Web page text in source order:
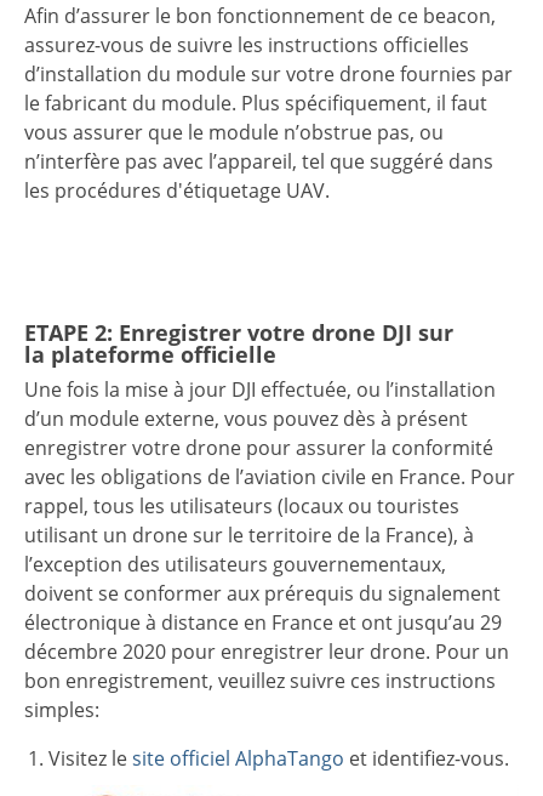
Afin d’assurer le bon fonctionnement de ce beacon,
assurez-vous de suivre les instructions officielles
d’installation du module sur votre drone fournies par
le fabricant du module. Plus spécifiquement, il faut
vous assurer que le module n’obstrue pas, ou
n’interfère pas avec l’appareil, tel que suggéré dans
les procédures d'étiquetage UAV.
ETAPE 2: Enregistrer votre drone DJI sur
la plateforme officielle
Une fois la mise à jour DJI effectuée, ou l’installation
d’un module externe, vous pouvez dès à présent
enregistrer votre drone pour assurer la conformité
avec les obligations de l’aviation civile en France. Pour
rappel, tous les utilisateurs (locaux ou touristes
utilisant un drone sur le territoire de la France), à
l’exception des utilisateurs gouvernementaux,
doivent se conformer aux prérequis du signalement
électronique à distance en France et ont jusqu’au 29
décembre 2020 pour enregistrer leur drone. Pour un
bon enregistrement, veuillez suivre ces instructions
simples:
Visitez lesite officiel AlphaTango et identifiez-vous.